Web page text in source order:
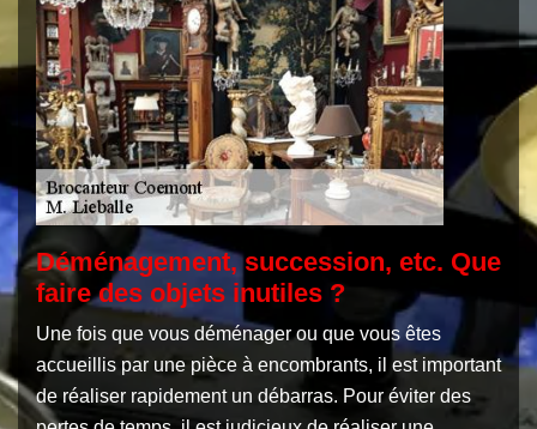
Déménagement, succession, etc. Que
faire des objets inutiles ?
Une fois que vous déménager ou que vous êtes
accueillis par une pièce à encombrants, il est important
de réaliser rapidement un débarras. Pour éviter des